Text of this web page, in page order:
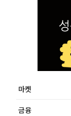
마켓
금융